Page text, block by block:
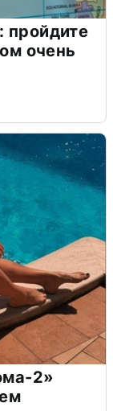
пройдите
очень
2»